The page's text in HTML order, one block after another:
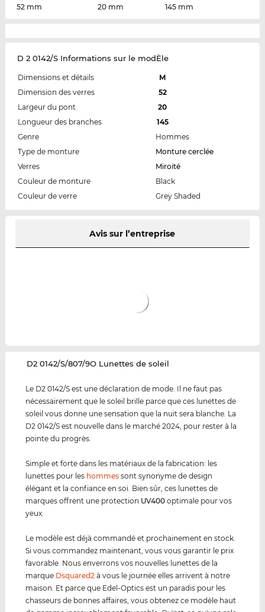
52 mm
20 mm
145 mm
D 2 0142/S Informations sur le modÈle
Dimensions et détails
M
Dimension des verres
52
Largeur du pont
20
Longueur des branches
145
Genre
Hommes
Type de monture
Monture cerclée
Verres
Miroité
Couleur de monture
Black
Couleur de verre
Grey Shaded
Avis sur l’entreprise
‌D2 0142/S/807/9O Lunettes de soleil
Le D2 0142/S est une déclaration de mode. Il ne faut pas
nécessairement que le soleil brille parce que ces lunettes de
soleil vous donne une sensation que la nuit sera blanche. La
D2 0142/S est nouvelle dans le marché 2024, pour rester à la
pointe du progrès.
Simple et forte dans les matériaux de la fabrication: les
lunettes pour les hommes sont synonyme de design
élégant et la confiance en soi. Bien sûr, ces lunettes de
marques offrent une protection UV400 optimale pour vos
yeux.
Le modèle est déjà commandé et prochainement en stock.
Si vous commandez maintenant, vous vous garantir le prix
favorable. Nous enverrons vos nouvelles lunettes de la
marque Dsquared2 à vous le journée elles arrivent à notre
maison. Et parce que Edel-Optics est un paradis pour les
chasseurs de bonnes affaires, vous obtenez ce modèle haut